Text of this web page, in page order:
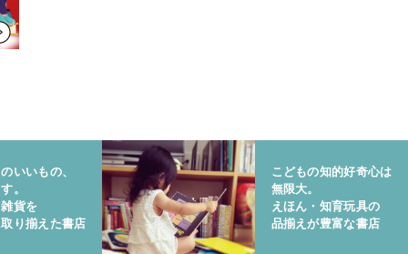
いいもの、
。
貨を
り揃えた書店
こどもの知的好奇心は
無限大。
えほん・知育玩具の
品揃えが豊富な書店